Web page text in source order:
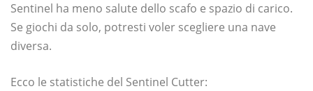
Sentinel ha meno salute dello scafo e spazio di carico.
Se giochi da solo, potresti voler scegliere una nave
diversa.
Ecco le statistiche del Sentinel Cutter: